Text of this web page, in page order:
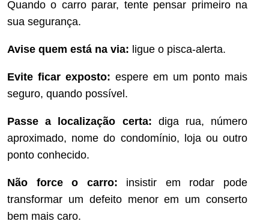
Quando o carro parar, tente pensar primeiro na
sua segurança.
Avise quem está na via: ligue o pisca-alerta.
Evite ficar exposto: espere em um ponto mais
seguro, quando possível.
Passe a localização certa: diga rua, número
aproximado, nome do condomínio, loja ou outro
ponto conhecido.
Não force o carro: insistir em rodar pode
transformar um defeito menor em um conserto
bem mais caro.